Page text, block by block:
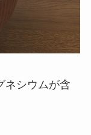
ネシウムが含